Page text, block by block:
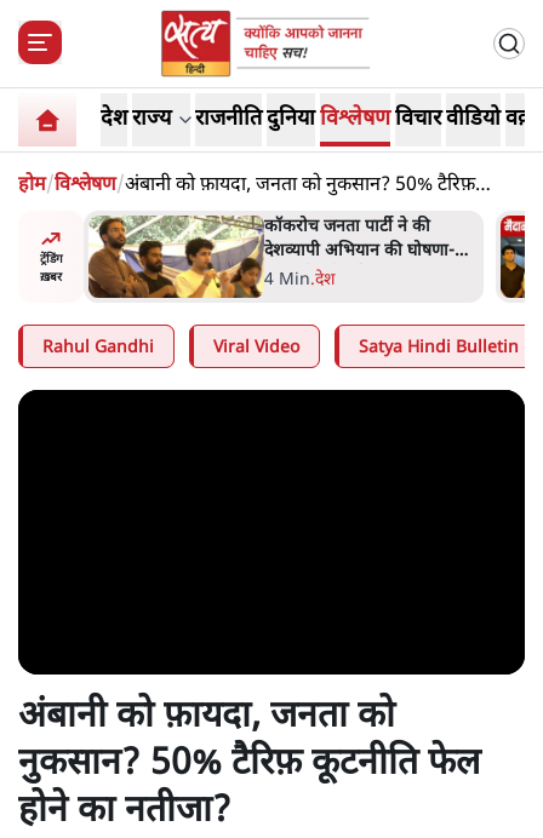
देशराज्य राजनीतिदुनियाविश्लेषणविचारवीडियो
होम/विश्लेषण/अंबानी को फ़ायदा, जनता को नुकसान? 50% टैरिफ़
कूटनीति फेल होने का नतीजा?
ट्रेंडिंग
ख़बर
ने
सोरेन का
कॉकरोच जनता पार्टी ने की
देशव्यापी अभियान की घोषणा-
'क्या बोलती पब्लिक'
4 Min.देश
Rahul Gandhi Viral Video Satya Hindi Bulletin
अंबानी को फ़ायदा, जनता को
नुकसान? 50% टैरिफ़ कूटनीति फेल
होने का नतीजा?